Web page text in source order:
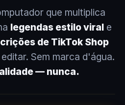
que multiplica
legendas estilo virale
de TikTok Shop
Sem marca d'água.
— nunca.